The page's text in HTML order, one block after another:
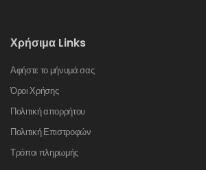
Χρήσιμα Links
Αφήστε το μήνυμά σας
Όροι Χρήσης
Πολιτική απορρήτου
Πολιτική Επιστροφών
Τρόποι πληρωμής